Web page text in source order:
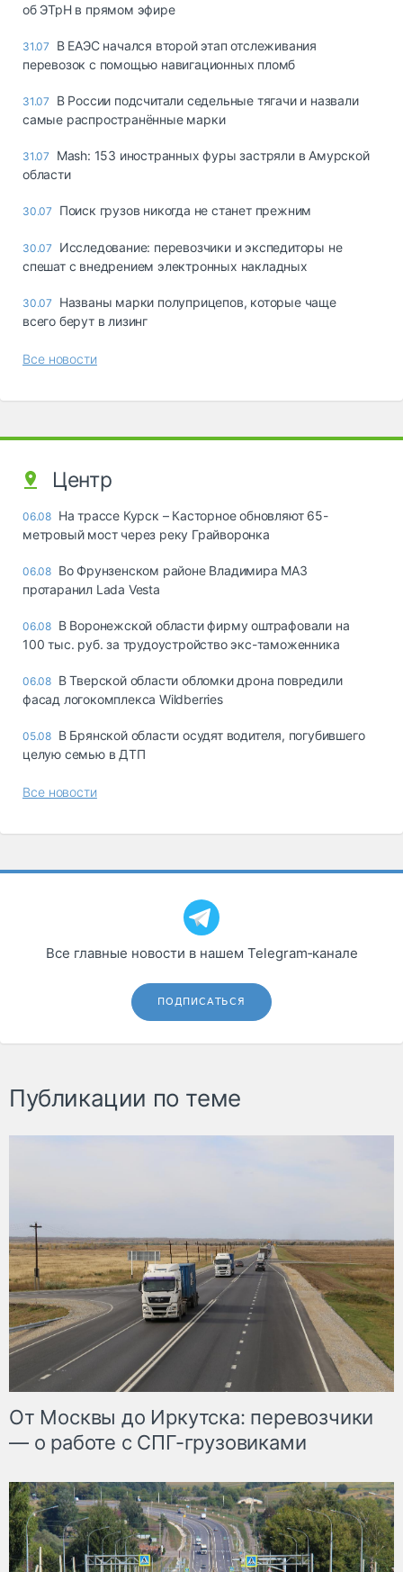
об ЭТрН в прямом эфире
31.07
В ЕАЭС начался второй этап отслеживания
перевозок с помощью навигационных пломб
31.07
В России подсчитали седельные тягачи и назвали
самые распространённые марки
31.07
Mash: 153 иностранных фуры застряли в Амурской
области
30.07 Поиск грузов никогда не станет прежним
30.07
Исследование: перевозчики и экспедиторы не
спешат с внедрением электронных накладных
30.07
Названы марки полуприцепов, которые чаще
всего берут в лизинг
Все новости
Центр
06.08 На трассе Курск – Касторное обновляют 65-
метровый мост через реку Грайворонка
06.08 Во Фрунзенском районе Владимира МАЗ
протаранил Lada Vesta
06.08 В Воронежской области фирму оштрафовали на
100 тыс. руб. за трудоустройство экс-таможенника
06.08 В Тверской области обломки дрона повредили
фасад логокомплекса Wildberries
05.08 В Брянской области осудят водителя, погубившего
целую семью в ДТП
Все новости
Все главные новости в нашем Telegram‑канале
ПОДПИСАТЬСЯ
Публикации по теме
От Москвы до Иркутска: перевозчики
— о работе с СПГ-грузовиками